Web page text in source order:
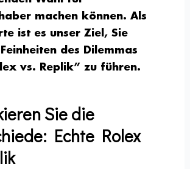
machen können. Als
ist es unser Ziel, Sie
des Dilemmas
vs. Replik” zu führen.
Sie die
Echte Rolex